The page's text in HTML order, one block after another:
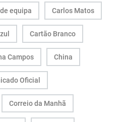
equipa Carlos Matos
Cartão Branco
Campos China
Oficial
Correio da Manhã